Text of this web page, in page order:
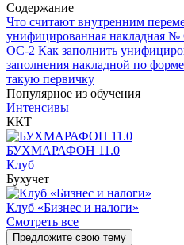
Содержание
Что считают внутренним
унифицированная накладная
ОС-2 Как заполнить
заполнения накладной по
такую первичку
Популярное из обучения
Интенсивы
ККТ
БУХМАРАФОН 11.0
Клуб
Бухучет
Клуб «Бизнес и налоги»
Смотреть все
Предложите свою тему